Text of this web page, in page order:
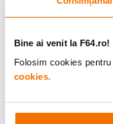
Bine ai venit la F64.ro!
Folosim cookies
cookies.
Comenzi si suport
Program de lucru
Showroom
Bd-ul Unirii 64,